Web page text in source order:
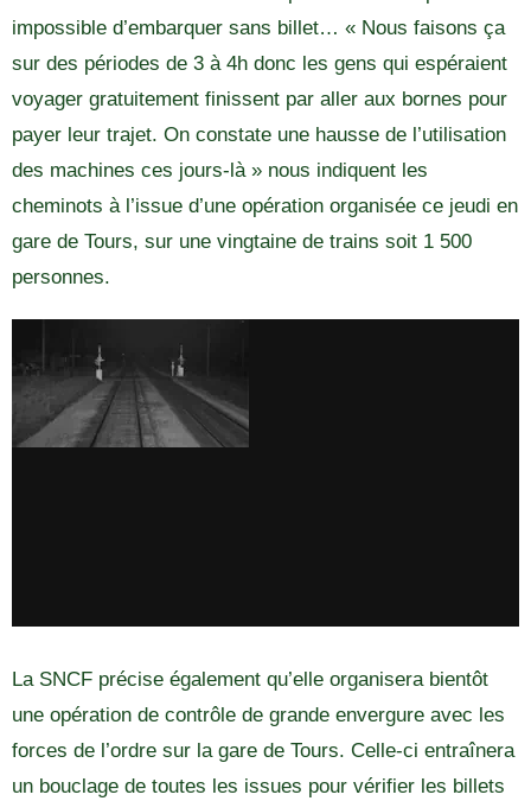
impossible d’embarquer sans billet… « Nous faisons ça
sur des périodes de 3 à 4h donc les gens qui espéraient
voyager gratuitement finissent par aller aux bornes pour
payer leur trajet. On constate une hausse de l’utilisation
des machines ces jours-là » nous indiquent les
cheminots à l’issue d’une opération organisée ce jeudi en
gare de Tours, sur une vingtaine de trains soit 1 500
personnes.
La SNCF précise également qu’elle organisera bientôt
une opération de contrôle de grande envergure avec les
forces de l’ordre sur la gare de Tours. Celle-ci entraînera
un bouclage de toutes les issues pour vérifier les billets